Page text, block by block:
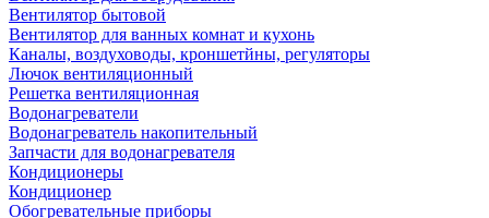
Вентилятор бытовой
Вентилятор для ванных комнат и кухонь
Каналы, воздуховоды, кроншетйны, регуляторы
Лючок вентиляционный
Решетка вентиляционная
Водонагреватели
Водонагреватель накопительный
Запчасти для водонагревателя
Кондиционеры
Кондиционер
Обогревательные приборы